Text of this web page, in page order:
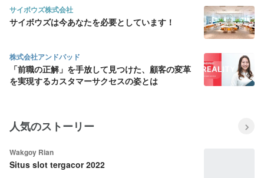
サイボウズ株式会社
サイボウズは今あなたを必要としています！
株式会社アンドパッド
「前職の正解」を手放して見つけた、顧客の変革
を実現するカスタマーサクセスの姿とは
人気のストーリー
Wakgoy Rian
Situs slot tergacor 2022